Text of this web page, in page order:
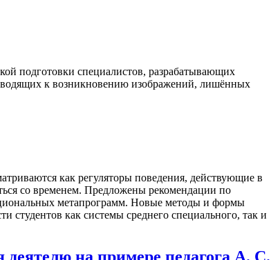
подготовки специалистов, разрабатывающих
к возникновению изображений, лишённых
как регуляторы поведения, действующие в
со временем. Предложены рекомендации по
метапрограмм. Новые методы и формы
студентов как системы среднего специального, так и